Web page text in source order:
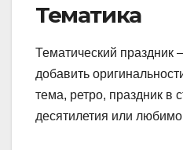
Тематика
Тематический праздник
добавить
тема, ретро, праздник в
десятилетия или